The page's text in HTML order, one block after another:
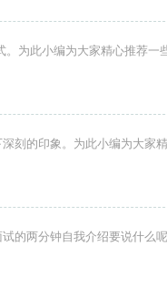
为此小编为大家精心推荐一
刻的印象。为此小编为大家
的两分钟自我介绍要说什么